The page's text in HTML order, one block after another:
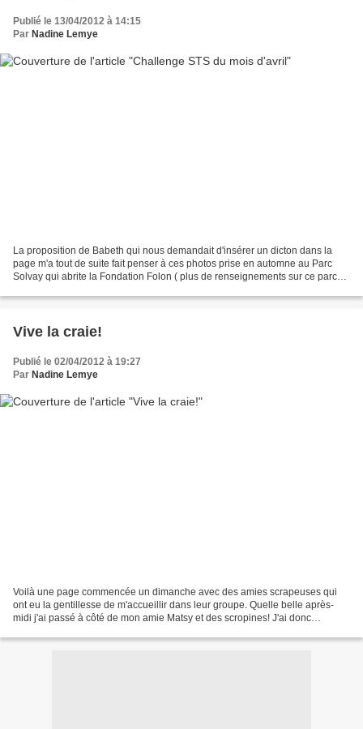
Publié le 13/04/2012 à 14:15
Par Nadine Lemye
La proposition de Babeth qui nous demandait d'insérer un dicton dans la
page m'a tout de suite fait penser à ces photos prise en automne au Parc
Solvay qui abrite la Fondation Folon ( plus de renseignements sur ce parc
Vive la craie!
Publié le 02/04/2012 à 19:27
Par Nadine Lemye
Voilà une page commencée un dimanche avec des amies scrapeuses qui
ont eu la gentillesse de m'accueillir dans leur groupe. Quelle belle après-
midi j'ai passé à côté de mon amie Matsy et des scropines! J'ai donc